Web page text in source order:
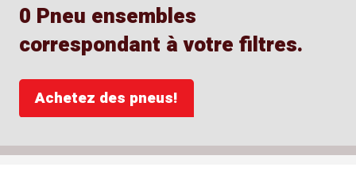
0 Pneu ensembles
correspondant à votre filtres.
Achetez des pneus!